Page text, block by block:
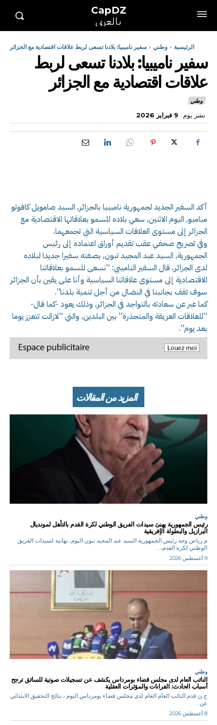
CapDZ
بالعربي
الرئيسية وطني سفير ناميبيا: بلادنا تسعى لربط علاقات اقتصادية مع الجزائر
سفير ناميبيا: بلادنا تسعى لربط
علاقات اقتصادية مع الجزائر
وطني
نشر يوم 9 فبراير 2026
أكد السفير الجديد لجمهورية ناميبيا بالجزائر, السيد صامويل كافوتو
مبامبو, اليوم الاثنين, سعي بلاده للسمو بعلاقاتها الاقتصادية مع
الجزائر إلى مستوى العلاقات السياسية التي تجمعهما.
وفي تصريح صحفي عقب تقديم أوراق اعتماده إلى رئيس
الجمهورية, السيد عبد المجيد تبون, بصفته سفيرا جديدا لبلاده
لدى الجزائر, قال السفير الناميبي: “نسعى للسمو بعلاقاتنا
الاقتصادية إلى مستوى علاقاتنا السياسية وأنا على يقين بأن الجزائر
سوف تقف بجانبنا في النضال من أجل تنمية بلدنا”.
كما عبر عن سعادته بالتواجد في الجزائر, وذلك يعود -كما قال-
“للعلاقات العريقة والمتجذرة” بين البلدين, والتي “لازالت تتعزز يوما
بعد يوم”.
المزيد من المقالات
وطني
رئيس الجمهورية يهنئ سيدات الفريق الوطني لكرة القدم بالتأهل لمونديال
البرازيل والبطولة الإفريقية
م.رياض وجه رئيس الجمهورية السيد عبد المجيد تبون اليوم، تهانيه لسيدات الفريق
الوطني لكرة القدم،...
9 أغسطس 2026
وطني
النائب العام لدى مجلس قضاء بومرداس يكشف عن تسجيلات صوتية للسائق ترجح
أسباب الحادث: الفرانات والمؤثرات العقلية
ح.ن قدم النائب العام العام لدى مجلس قضاء بومرداس اليوم ، نتائج التحقيق الابتدائي
عن...
8 أغسطس 2026